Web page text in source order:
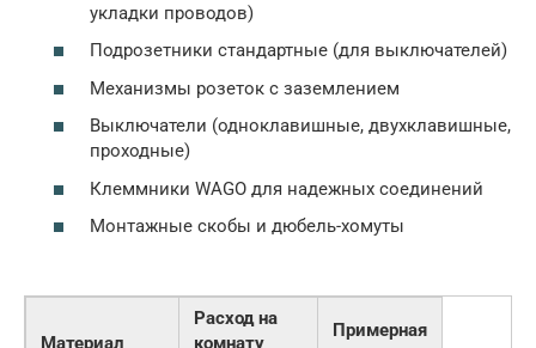
укладки проводов)
Подрозетники стандартные (для выключателей)
Механизмы розеток с заземлением
Выключатели (одноклавишные, двухклавишные,
проходные)
Клеммники WAGO для надежных соединений
Монтажные скобы и дюбель-хомуты
Материал
Расход на
комнату
Примерная